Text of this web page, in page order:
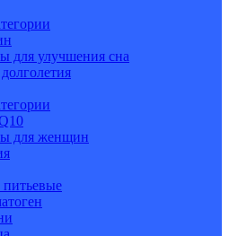
для улучшения сна
для женщин
питьевые